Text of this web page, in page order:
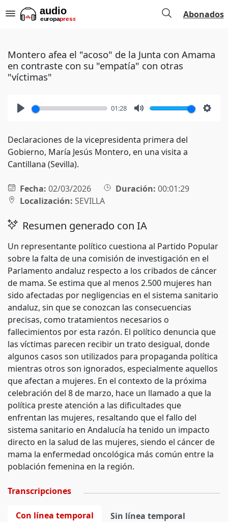
Abonados
Montero afea el "acoso" de la Junta con Amama
en contraste con su "empatía" con otras
"víctimas"
01:28
Declaraciones de la vicepresidenta primera del
Gobierno, María Jesús Montero, en una visita a
Cantillana (Sevilla).
Fecha: 02/03/2026 Duración: 00:01:29
Localización: SEVILLA
Resumen generado con IA
Un representante político cuestiona al Partido Popular
sobre la falta de una comisión de investigación en el
Parlamento andaluz respecto a los cribados de cáncer
de mama. Se estima que al menos 2.500 mujeres han
sido afectadas por negligencias en el sistema sanitario
andaluz, sin que se conozcan las consecuencias
precisas, como tratamientos necesarios o
fallecimientos por esta razón. El político denuncia que
las víctimas parecen recibir un trato desigual, donde
algunos casos son utilizados para propaganda política
mientras otros son ignorados, especialmente aquellos
que afectan a mujeres. En el contexto de la próxima
celebración del 8 de marzo, hace un llamado a que la
política preste atención a las dificultades que
enfrentan las mujeres, resaltando que el fallo del
sistema sanitario en Andalucía ha tenido un impacto
directo en la salud de las mujeres, siendo el cáncer de
mama la enfermedad oncológica más común entre la
población femenina en la región.
Transcripciones
Con línea temporal Sin línea temporal